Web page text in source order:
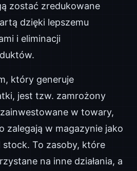
zostać zredukowane
dzięki lepszemu
i eliminacji
który generuje
jest tzw. zamrożony
zainwestowane w towary,
zalegają w magazynie jako
To zasoby, które
na inne działania, a